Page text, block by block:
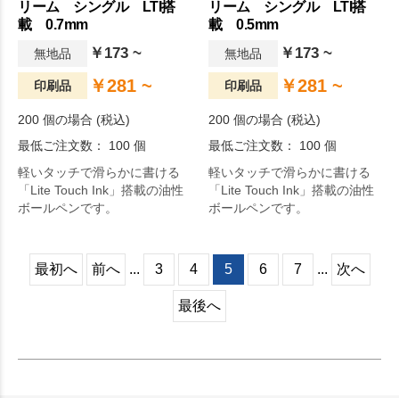
リーム シングル LTI搭
載 0.7mm
無地品 ￥173 ~
印刷品 ￥281 ~
200 個の場合 (税込)
最低ご注文数： 100 個
軽いタッチで滑らかに書ける
「Lite Touch Ink」搭載の油性
ボールペンです。
リーム シングル LTI搭
載 0.5mm
無地品 ￥173 ~
印刷品 ￥281 ~
200 個の場合 (税込)
最低ご注文数： 100 個
軽いタッチで滑らかに書ける
「Lite Touch Ink」搭載の油性
ボールペンです。
最初へ 前へ ... 3 4 5 6 7 ... 次へ
最後へ